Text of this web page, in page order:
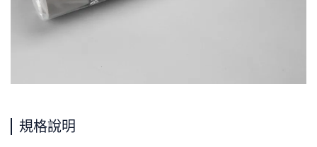
規格說明